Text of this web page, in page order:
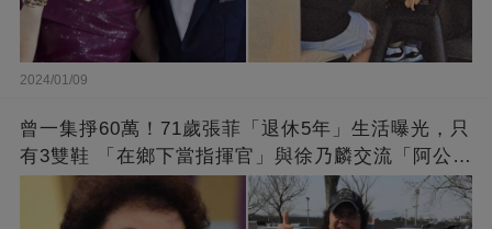
2024/01/09
曾一集掙60萬！71歲張菲「退休5年」生活曝光，只
有3雙鞋 「在鄉下當指揮官」與徐乃麟交流「阿公